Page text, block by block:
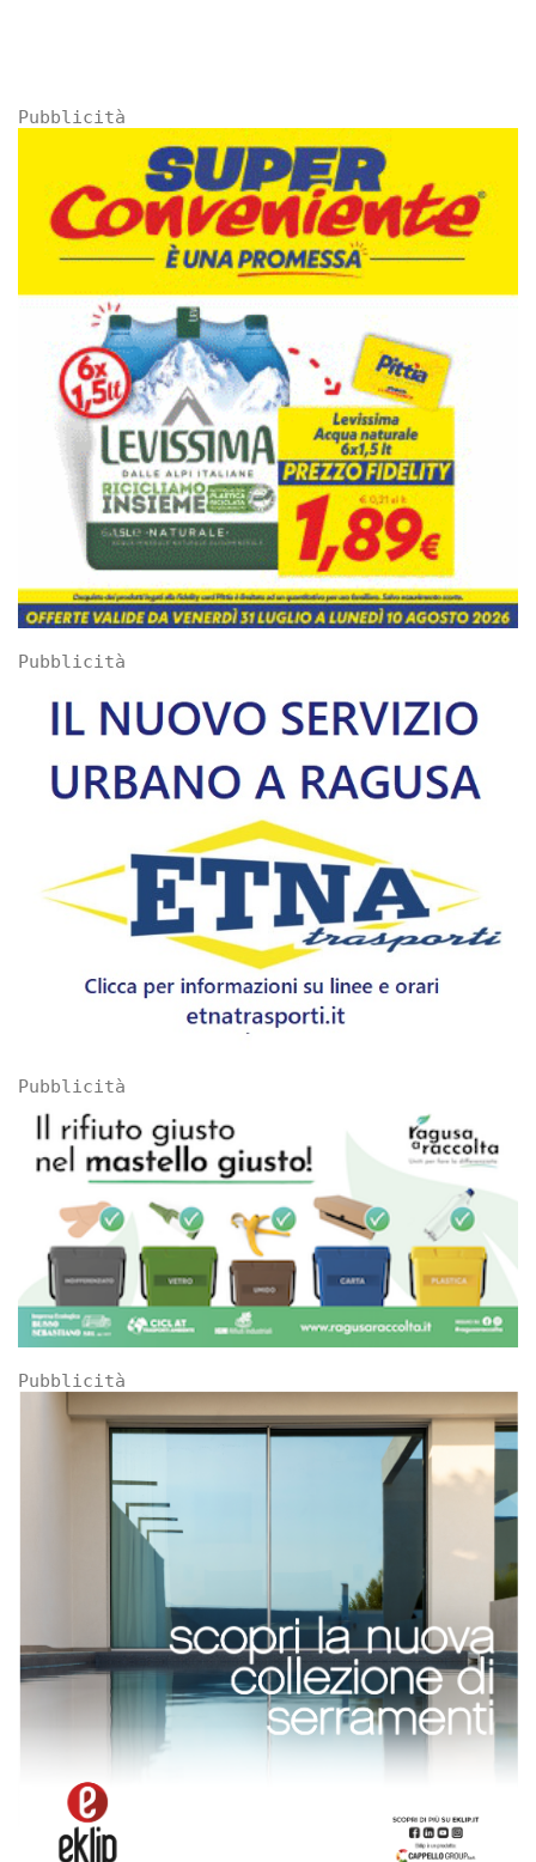
Pubblicità
Pubblicità
Pubblicità
Pubblicità